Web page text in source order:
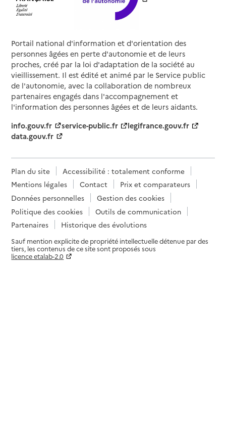
Portail national d'information et d'orientation des
personnes âgées en perte d'autonomie et de leurs
proches, créé par la loi d'adaptation de la société au
vieillissement. Il est édité et animé par le Service public
de l'autonomie, avec la collaboration de nombreux
partenaires engagés dans l'accompagnement et
l'information des personnes âgées et de leurs aidants.
info.gouv.fr
service-public.fr
legifrance.gouv.fr
data.gouv.fr
Plan du site
Accessibilité : totalement conforme
Mentions légales
Contact
Prix et comparateurs
Données personnelles
Gestion des cookies
Politique des cookies
Outils de communication
Partenaires
Historique des évolutions
Sauf mention explicite de propriété intellectuelle détenue par des
tiers, les contenus de ce site sont proposés sous
licence etalab-2.0